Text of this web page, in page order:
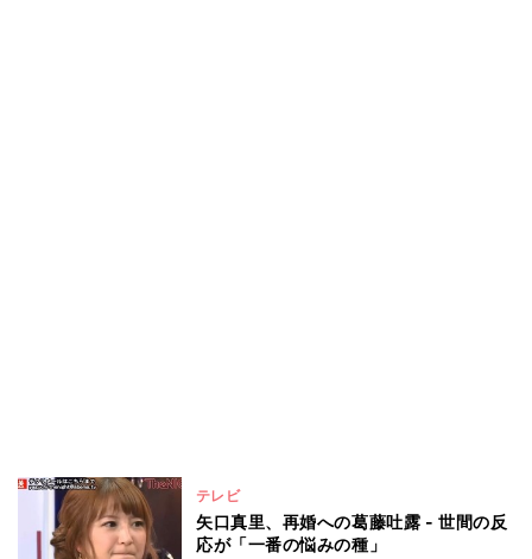
テレビ
矢口真里、再婚への葛藤吐露 - 世間の反
応が「一番の悩みの種」